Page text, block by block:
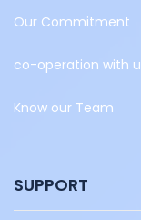
Our Commitment
co-operation with
Know our Team
SUPPORT